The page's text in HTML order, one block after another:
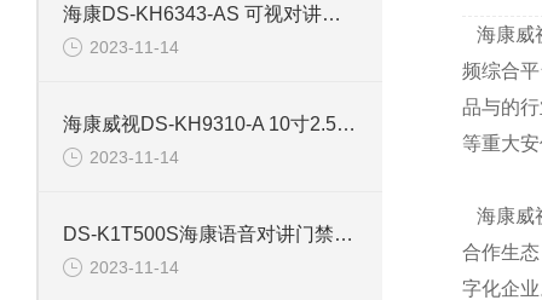
海康DS-KH6343-AS 可视对讲系统门禁室内机
2023-11-14
海康威视DS-KH9310-A 10寸2.5D玻璃屏幕对讲室内机
2023-11-14
DS-K1T500S海康语音对讲门禁一体机
2023-11-14
海康威
频综合
品与的
等重大
海康威
合作生
字化企